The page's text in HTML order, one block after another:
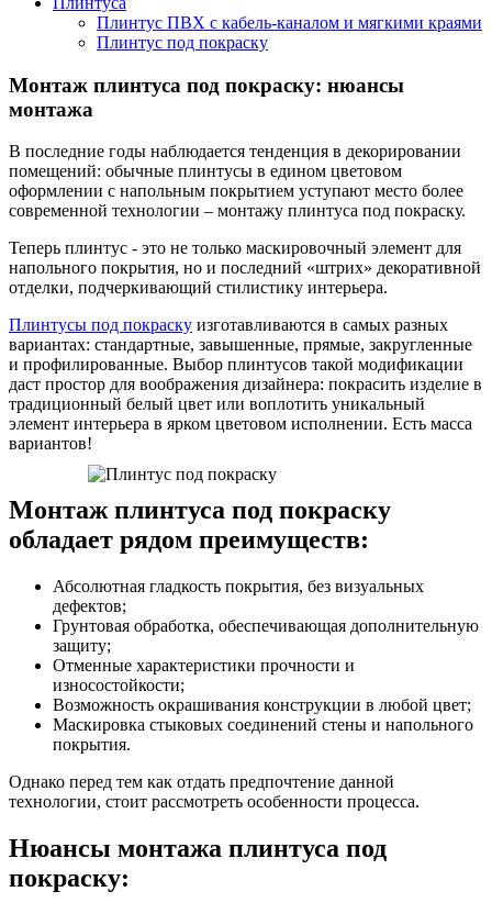
Плинтус ПВХ с кабель-каналом и мягкими краями
Плинтус под покраску
Монтаж плинтуса под покраску: нюансы
монтажа
В последние годы наблюдается тенденция в декорировании
помещений: обычные плинтусы в едином цветовом
оформлении с напольным покрытием уступают место более
современной технологии – монтажу плинтуса под покраску.
Теперь плинтус - это не только маскировочный элемент для
напольного покрытия, но и последний «штрих» декоративной
отделки, подчеркивающий стилистику интерьера.
Плинтусы под покраску изготавливаются в самых разных
вариантах: стандартные, завышенные, прямые, закругленные
и профилированные. Выбор плинтусов такой модификации
даст простор для воображения дизайнера: покрасить изделие в
традиционный белый цвет или воплотить уникальный
элемент интерьера в ярком цветовом исполнении. Есть масса
вариантов!
Монтаж плинтуса под покраску
обладает рядом преимуществ:
Абсолютная гладкость покрытия, без визуальных
дефектов;
Грунтовая обработка, обеспечивающая дополнительную
защиту;
Отменные характеристики прочности и
износостойкости;
Возможность окрашивания конструкции в любой цвет;
Маскировка стыковых соединений стены и напольного
покрытия.
Однако перед тем как отдать предпочтение данной
технологии, стоит рассмотреть особенности процесса.
Нюансы монтажа плинтуса под
покраску: